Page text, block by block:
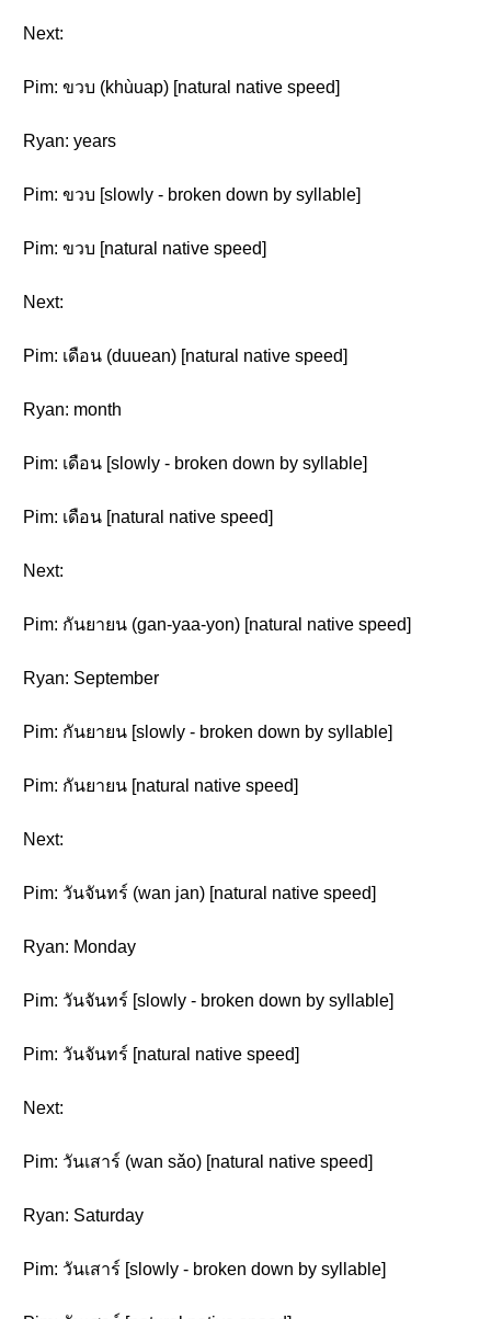
Next:
Pim: ขวบ (khùuap) [natural native speed]
Ryan: years
Pim: ขวบ [slowly - broken down by syllable]
Pim: ขวบ [natural native speed]
Next:
Pim: เดือน (duuean) [natural native speed]
Ryan: month
Pim: เดือน [slowly - broken down by syllable]
Pim: เดือน [natural native speed]
Next:
Pim: กันยายน (gan-yaa-yon) [natural native speed]
Ryan: September
Pim: กันยายน [slowly - broken down by syllable]
Pim: กันยายน [natural native speed]
Next:
Pim: วันจันทร์ (wan jan) [natural native speed]
Ryan: Monday
Pim: วันจันทร์ [slowly - broken down by syllable]
Pim: วันจันทร์ [natural native speed]
Next:
Pim: วันเสาร์ (wan sǎo) [natural native speed]
Ryan: Saturday
Pim: วันเสาร์ [slowly - broken down by syllable]